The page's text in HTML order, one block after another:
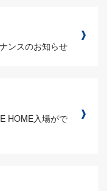
ンスのお知らせ
HOME入場がで